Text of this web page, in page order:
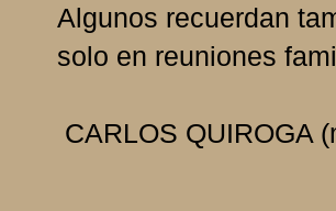
Algunos recuerdan
solo en reuniones
CARLOS QUIROGA